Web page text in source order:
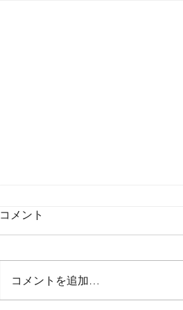
コメント
コメントを追加…